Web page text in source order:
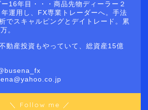
16年目・・・商品先物ディーラー２
運用し、FX専業トレーダーへ。手法
でスキャルピングとデイトレード。累
。
動産投資もやっていて、総資産15億
＼ Follow me ／